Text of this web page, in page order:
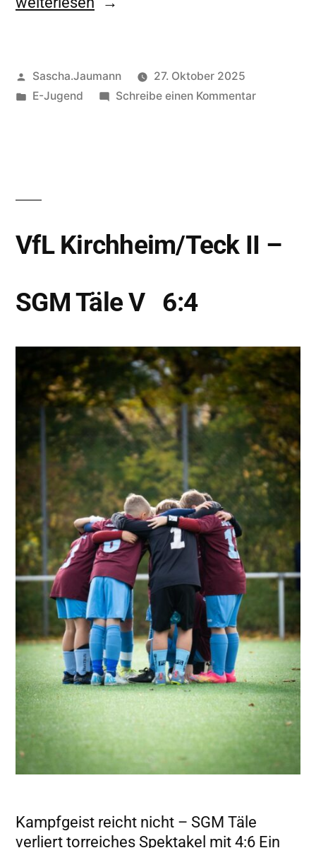
Sascha.Jaumann
27. Oktober 2025
E-Jugend
Schreibe einen Kommentar
VfL Kirchheim/Teck II –
SGM Täle V 6:4
Kampfgeist reicht nicht – SGM Täle
verliert torreiches Spektakel mit 4:6 Ein